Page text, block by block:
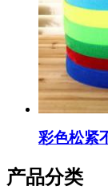
彩色松紧
产品分类